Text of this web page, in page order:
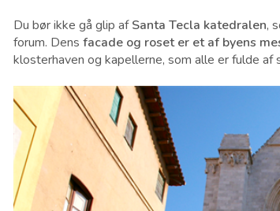
Du bør ikke gå glip afSanta Tecla katedralen,
forum. Dens facade og roset er et af byens
klosterhaven og kapellerne, som alle er fulde af